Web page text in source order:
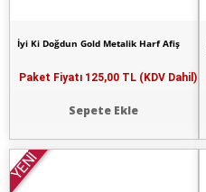
İyi Ki Doğdun Gold Metalik Harf Afiş
Paket Fiyatı 125,00 TL (KDV Dahil)
Sepete Ekle
YENİ